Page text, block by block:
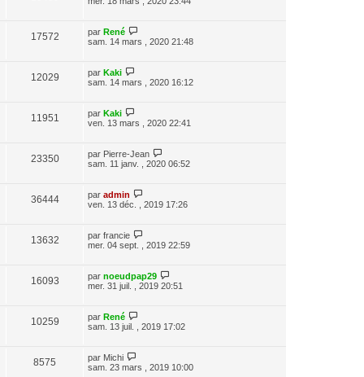
17572 par René
sam. 14 mars , 2020 21:48
12029 par Kaki
sam. 14 mars , 2020 16:12
11951 par Kaki
ven. 13 mars , 2020 22:41
23350 par Pierre-Jean
sam. 11 janv. , 2020 06:52
36444 par admin
ven. 13 déc. , 2019 17:26
13632 par francie
mer. 04 sept. , 2019 22:59
16093 par noeudpap29
mer. 31 juil. , 2019 20:51
10259 par René
sam. 13 juil. , 2019 17:02
8575 par Michi
sam. 23 mars , 2019 10:00